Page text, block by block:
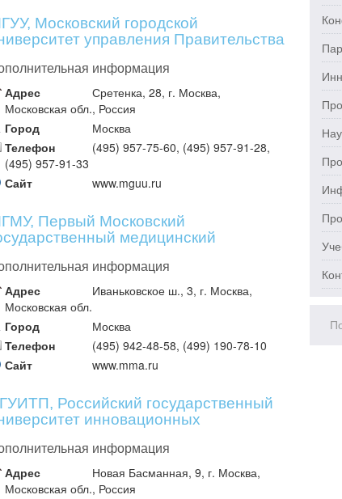
Московский городской
управления Правительства
информация
Адрес
Сретенка, 28, г. Москва,
Московская обл., Россия
Город
Москва
Телефон
(495) 957-75-60, (495) 957-91-28,
(495) 957-91-33
Сайт
www.mguu.ru
Первый Московский
медицинский
информация
Адрес
Иваньковское ш., 3, г. Москва,
Московская обл.
Город
Москва
Телефон
(495) 942-48-58, (499) 190-78-10
Сайт
www.mma.ru
Российский государственный
инновационных
информация
Адрес
Новая Басманная, 9, г. Москва,
Московская обл., Россия